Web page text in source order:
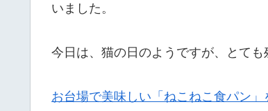
いました。
今日は、猫の日のようですが、とても
お台場で美味しい「ねこねこ食パン